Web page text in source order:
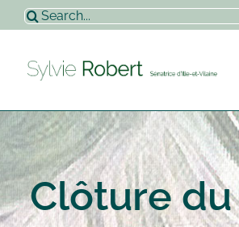
Passer
au
Rechercher:
Clôture